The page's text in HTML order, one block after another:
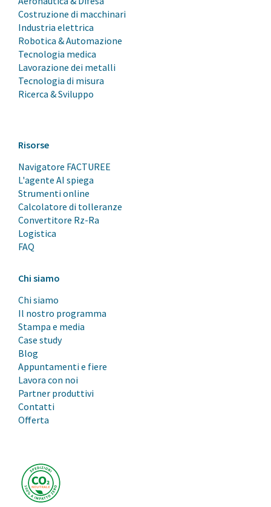
Costruzione di macchinari
Industria elettrica
Robotica & Automazione
Tecnologia medica
Lavorazione dei metalli
Tecnologia di misura
Ricerca & Sviluppo
Risorse
Navigatore FACTUREE
L'agente AI spiega
Strumenti online
Calcolatore di tolleranze
Convertitore Rz-Ra
Logistica
FAQ
Chi siamo
Chi siamo
Il nostro programma
Stampa e media
Case study
Blog
Appuntamenti e fiere
Lavora con noi
Partner produttivi
Contatti
Offerta